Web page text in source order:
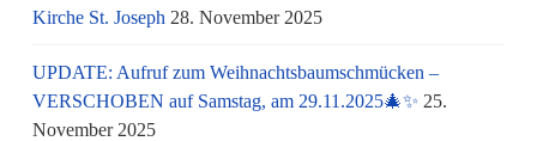
Kirche St. Joseph 28. November 2025
UPDATE: Aufruf zum Weihnachtsbaumschmücken –
VERSCHOBEN auf Samstag, am 29.11.2025🎄✨ 25.
November 2025